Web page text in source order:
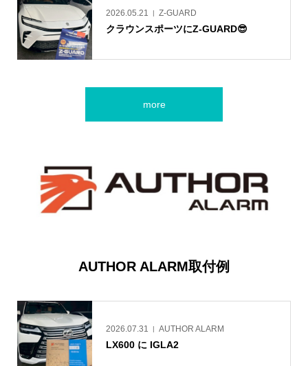
2026.05.21 Z-GUARD
クラウンスポーツにZ-GUARD😎
more
AUTHOR ALARM取付例
2026.07.31 AUTHOR ALARM
LX600 に IGLA2